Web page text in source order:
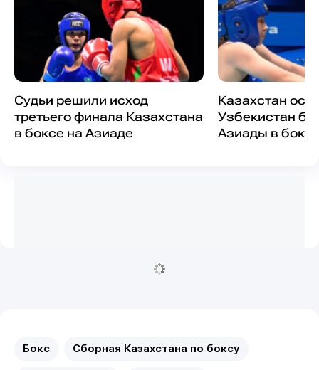
Судьи решили исход
третьего финала Казахстана
в боксе на Азиаде
Казахстан
Узбекистан
Азиады в
Бокс Сборная Казахстана по боксу